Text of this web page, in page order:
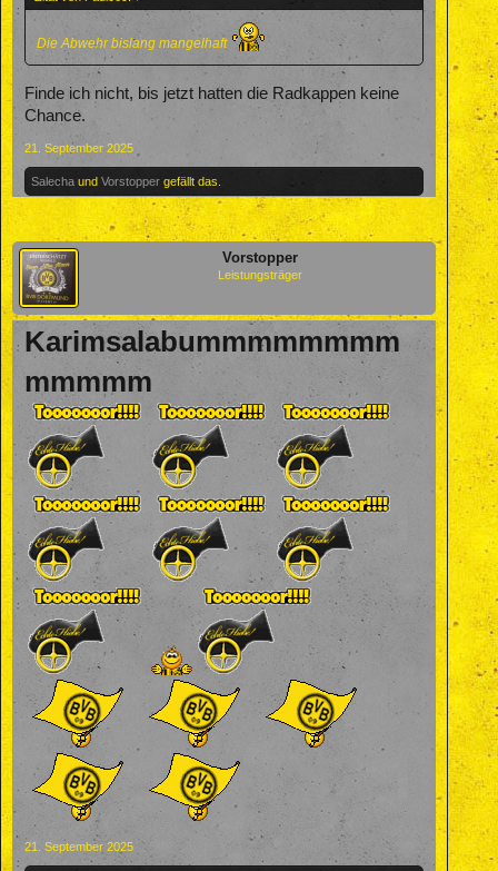
Die Abwehr bislang mangelhaft
Finde ich nicht, bis jetzt hatten die Radkappen keine
Chance.
21. September 2025
Salecha und Vorstopper gefällt das.
Vorstopper
Leistungsträger
Karimsalabummmmmmmm
mmmmm
21. September 2025